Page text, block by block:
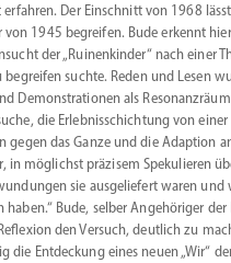
Der Einschnitt von 1968
1945 begreifen. Bude erkennt
der „Ruinen­kinder“ nach einer
suchte. Reden und Lesen
Demons­tra­tionen als
die Erleb­nis­schichtung von
gegen das Ganze und die Adaption
in möglichst präzisem Speku­lieren
sie ausge­liefert waren
haben.“ Bude, selber Angehö­riger
den Versuch, deutlich zu
Entde­ckung eines neuen „Wir“